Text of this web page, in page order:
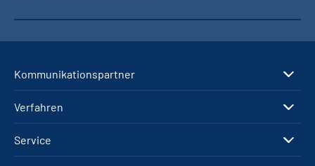
Kommunikationspartner
Verfahren
Service